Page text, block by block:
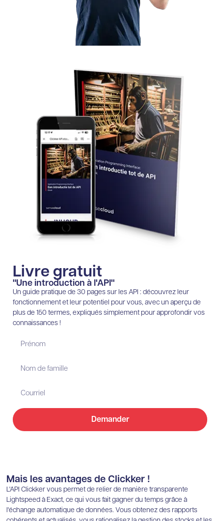
Livre gratuit
"Une introduction à l'API"
Un guide pratique de 30 pages sur les API : découvrez leur
fonctionnement et leur potentiel pour vous, avec un aperçu de
plus de 150 termes, expliqués simplement pour approfondir vos
connaissances !
Demander
Mais les avantages de Clickker !
L'API Clickker vous permet de relier de manière transparente
Lightspeed à Exact, ce qui vous fait gagner du temps grâce à
l'échange automatique de données. Vous obtenez des rapports